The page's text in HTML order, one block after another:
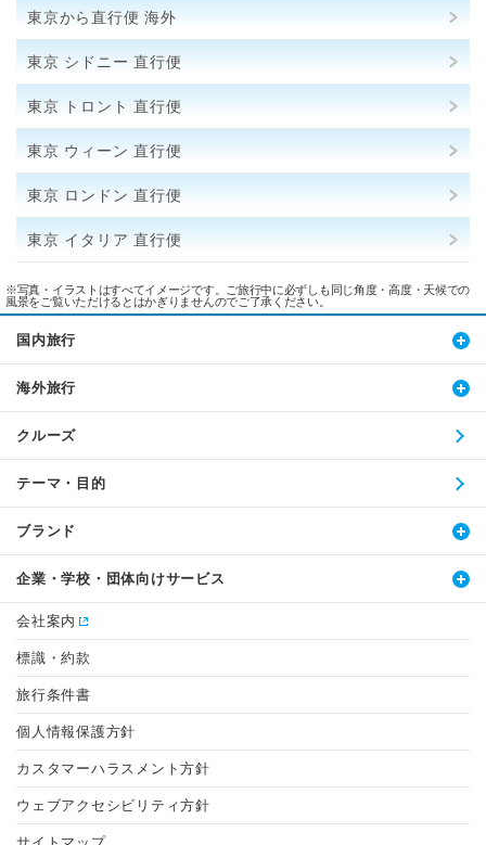
東京から直行便 海外
東京 シドニー 直行便
東京 トロント 直行便
東京 ウィーン 直行便
東京 ロンドン 直行便
東京 イタリア 直行便
※写真・イラストはすべてイメージです。ご旅行中に必ずしも同じ角度・高度・天候での
風景をご覧いただけるとはかぎりませんのでご了承ください。
国内旅行
海外旅行
クルーズ
テーマ・目的
ブランド
企業・学校・団体向けサービス
会社案内
標識・約款
旅行条件書
個人情報保護方針
カスタマーハラスメント方針
ウェブアクセシビリティ方針